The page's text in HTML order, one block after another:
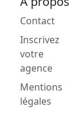
Contact
Inscrivez
votre
agence
Mentions
légales